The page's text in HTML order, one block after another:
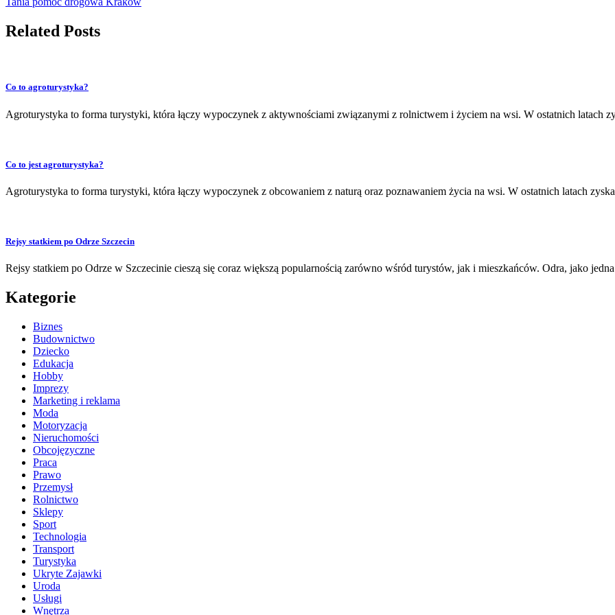
Related Posts
Co to agroturystyka?
Agroturystyka to forma turystyki, która łączy wypoczynek z aktywnościami związanymi z rolnictwem i życiem na wsi. W ostatnich latach
Co to jest agroturystyka?
Agroturystyka to forma turystyki, która łączy wypoczynek z obcowaniem z naturą oraz poznawaniem życia na wsi. W ostatnich latach
Rejsy statkiem po Odrze Szczecin
Rejsy statkiem po Odrze w Szczecinie cieszą się coraz większą popularnością zarówno wśród turystów, jak i mieszkańców. Odra, jako
Kategorie
Biznes
Budownictwo
Dziecko
Edukacja
Hobby
Imprezy
Marketing i reklama
Moda
Motoryzacja
Nieruchomości
Obcojęzyczne
Praca
Prawo
Przemysł
Rolnictwo
Sklepy
Sport
Technologia
Transport
Turystyka
Ukryte Zajawki
Uroda
Usługi
Wnętrza